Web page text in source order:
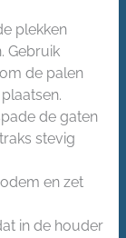
plekken
Gebruik
de palen
de gaten
stevig
en zet
in de houder